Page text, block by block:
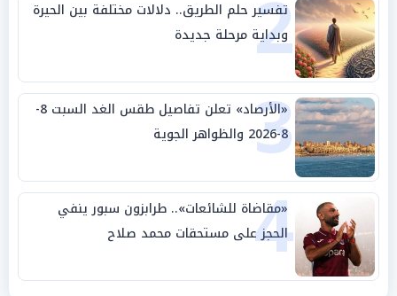
2
تفسير حلم الطريق.. دلالات مختلفة بين الحيرة
وبداية مرحلة جديدة
3
«الأرصاد» تعلن تفاصيل طقس الغد السبت 8-
8-2026 والظواهر الجوية
4
«مقاضاة للشائعات».. طرابزون سبور ينفي
الحجز على مستحقات محمد صلاح